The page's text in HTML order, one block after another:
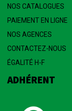
NOS CATALOGUES
PAIEMENT EN LIGNE
NOS AGENCES
CONTACTEZ-NOUS
ÉGALITÉ H-F
ADHÉRENT